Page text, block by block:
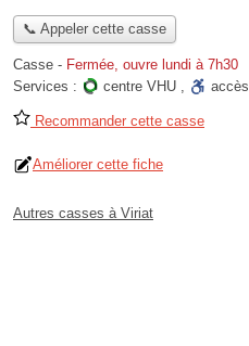
📞 Appeler cette casse
Casse - Fermée, ouvre lundi à 7h30
Services :
centre VHU , accès
Recommander cette casse
Améliorer cette fiche
Autres casses à Viriat